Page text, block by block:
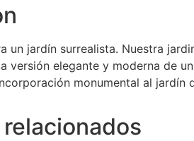
un jardín surrealista. Nuestra
versión elegante y moderna de
monumental al jardín